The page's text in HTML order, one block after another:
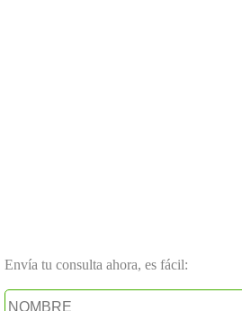
Envía tu consulta ahora, es fácil: